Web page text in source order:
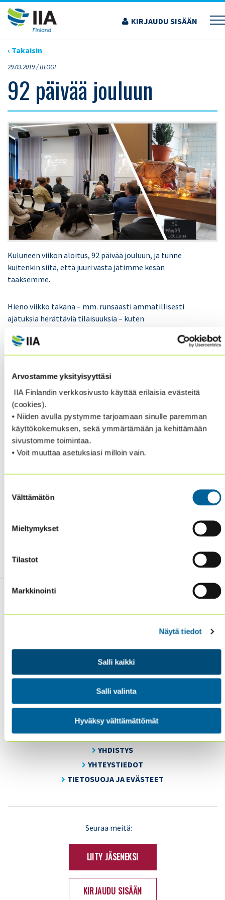
Arvostamme yksityisyyttäsi
IIA Finlandin verkkosivusto käyttää erilaisia evästeitä
(cookies).
• Niiden avulla pystymme tarjoamaan sinulle paremman
käyttökokemuksen, sekä ymmärtämään ja kehittämään
sivustomme toimintaa.
• Voit muuttaa asetuksiasi milloin vain.
valinta
Välttämätön
Mieltymykset
Tilastot
Markkinointi
Näytä tiedot
Salli kaikki
Salli valinta
Hyväksy välttämättömät
Siirry
sisältöön
KIRJAUDU SISÄÄN
›ARTIKKELIT›92 PÄIVÄÄ JOULUUN
‹ Takaisin
29.09.2019 /BLOGI
92 päivää jouluun
Kuluneen viikon aloitus, 92 päivää jouluun, ja tunne
kuitenkin siitä, että juuri vasta jätimme kesän
taaksemme.
Hieno viikko takana – mm. runsaasti ammatillisesti
ajatuksia herättäviä tilaisuuksia – kuten
tarkastajan näkökulmasta sekä KPMG:n
kuukausikokous, jossa käsiteltiin Tiedonhallintalakia
Lämmin kiitos osallistujille, kouluttajille, kaikille,
jotka teitte näistä tapahtumista mahdollisia. Saapa
nähdä, onkohan seuraavakin tapahtumamme
huippusuosittu, ja ”myydään loppuun”.
Sisäiset tarkastajat ry / Oy Inreviso Ab
Energiakuja 3
FI 00180 Helsinki
Tel. +358 (0)50 505 6669
SISÄINEN TARKASTUS
KOULUTUS & TAPAHTUMAT
AJANKOHTAISTA
YHDISTYS
YHTEYSTIEDOT
TIETOSUOJA JA EVÄSTEET
Seuraa meitä:
LIITY JÄSENEKSI
KIRJAUDU SISÄÄN